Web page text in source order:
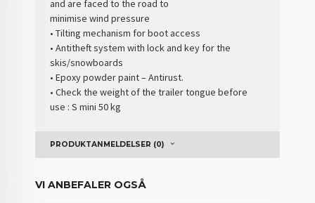
and are faced to the road to
minimise wind pressure
• Tilting mechanism for boot access
• Antitheft system with lock and key for the
skis/snowboards
• Epoxy powder paint – Antirust.
• Check the weight of the trailer tongue before
use : S mini 50 kg
PRODUKTANMELDELSER (0)
VI ANBEFALER OGSÅ